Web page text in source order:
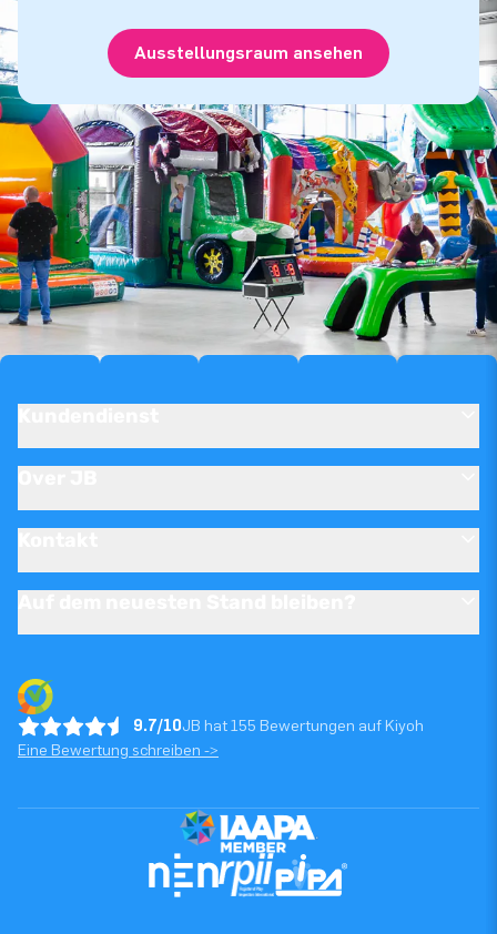
Ausstellungsraum ansehen
9.7/10JB hat 155 Bewertungen auf Kiyoh
Eine Bewertung schreiben ->